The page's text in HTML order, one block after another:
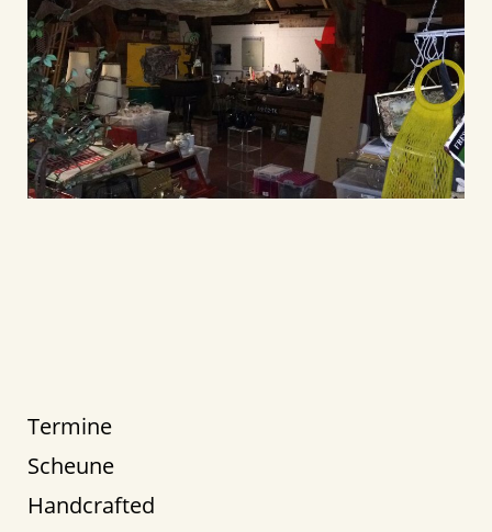
Termine
Scheune
Handcrafted